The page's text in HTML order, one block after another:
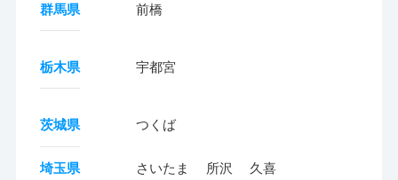
群馬県 前橋
栃木県 宇都宮
茨城県 つくば
埼玉県 さいたま 所沢 久喜